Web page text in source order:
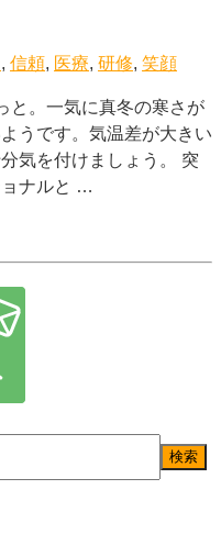
, 信頼, 医療, 研修, 笑顔
と。一気に真冬の寒さが
うです。気温差が大きい
気を付けましょう。 突
ョナルと …